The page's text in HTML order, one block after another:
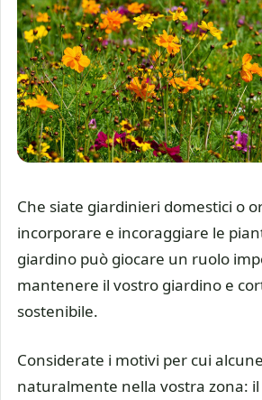
Che siate giardinieri domestici o
incorporare e incoraggiare le
giardino può giocare un ruolo
mantenere il vostro giardino e
sostenibile.
Considerate i motivi per cui
naturalmente nella vostra zona: il